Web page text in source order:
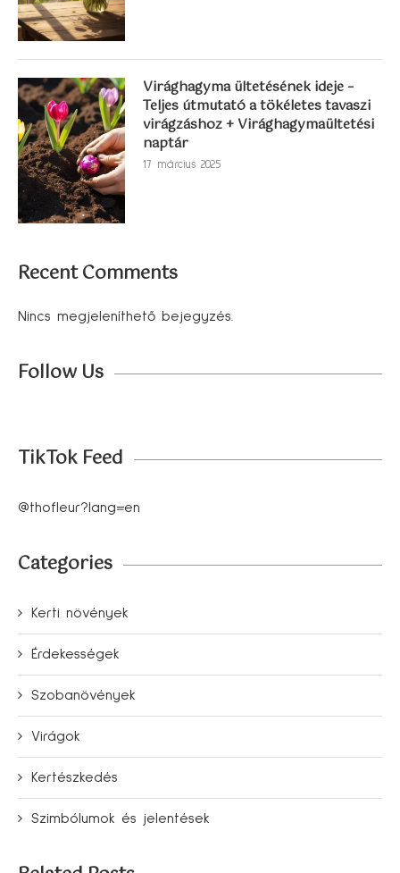
Virághagyma ültetésének ideje –
Teljes útmutató a tökéletes tavaszi
virágzáshoz + Virághagymaültetési
naptár
17 március 2025
Recent Comments
Nincs megjeleníthető bejegyzés.
Follow Us
TikTok Feed
@thofleur?lang=en
Categories
Kerti növények
Érdekességek
Szobanövények
Virágok
Kertészkedés
Szimbólumok és jelentések